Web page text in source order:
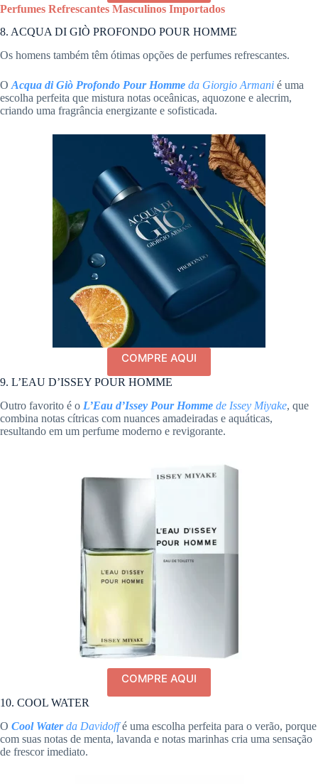
Perfumes Refrescantes Masculinos Importados
8. ACQUA DI GIÒ PROFONDO POUR HOMME
Os homens também têm ótimas opções de perfumes refrescantes.
O Acqua di Giò Profondo Pour Homme da Giorgio Armani é uma
escolha perfeita que mistura notas oceânicas, aquozone e alecrim,
criando uma fragrância energizante e sofisticada.
COMPRE AQUI
9. L’EAU D’ISSEY POUR HOMME
Outro favorito é o L’Eau d’Issey Pour Homme de Issey Miyake, que
combina notas cítricas com nuances amadeiradas e aquáticas,
resultando em um perfume moderno e revigorante.
COMPRE AQUI
10. COOL WATER
O Cool Waterda Davidoffé uma escolha perfeita para o verão, porque
com suas notas de menta, lavanda e notas marinhas cria uma sensação
de frescor imediato.